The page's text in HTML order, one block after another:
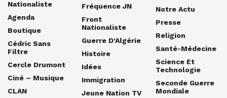
Nationaliste
Agenda
Boutique
Cédric Sans
Filtre
Cercle Drumont
Ciné – Musique
CLAN
Fréquence JN
Front
Nationaliste
Guerre D'Algérie
Histoire
Idées
Immigration
Jeune Nation TV
Notre Actu
Presse
Religion
Santé-Médecine
Science Et
Technologie
Seconde Guerre
Mondiale